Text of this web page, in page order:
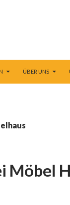
ÜBER UNS
Möbel